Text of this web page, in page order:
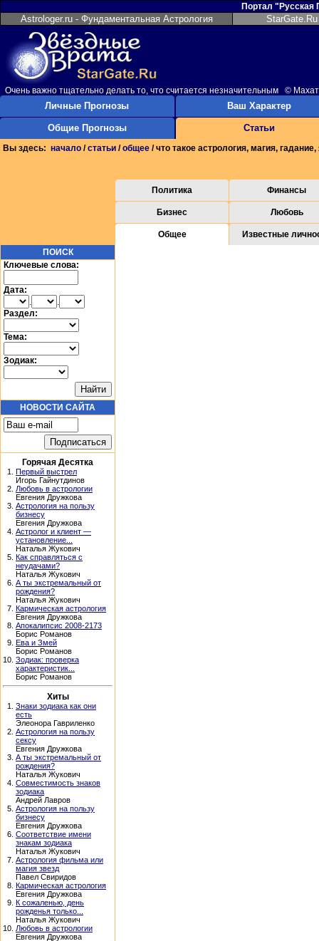
Портал "Русская
Astrologer.ru - Фундаментальная Астрология
Очень важно тщательно делать то, что считается незначительным ©
Личные Прогнозы
Общие Прогнозы
Ваш Характер
Статьи
Вы здесь: начало /статьи /общее / что такое астрология, магия,
Политика Финансы
Бизнес Любовь
Общее
Известные
ПОИСК
Ключевые слова:
Дата:
.
.
Раздел:
Тема:
Зодиак:
НОВОСТИ САЙТА
Горячая Десятка
1. Первый выстрел
Игорь Гайнутдинов
2. Любовь в астрологии
Евгения Дружкова
3. Астрология на пользу
бизнесу
Евгения Дружкова
4. Астролог и клиент —
установление...
Наталья Жукович
5. Как справляться с
неудачами?
Наталья Жукович
6. А ты экстремальный от
рождения?
Наталья Жукович
7. Кармическая астрология
Евгения Дружкова
8. Апокалипсис 2008-2173
Борис Романов
9. Ева и Змей
Борис Романов
10. Зодиак: проверка
характеристик...
Борис Романов
Хиты
1. Знаки зодиака как они
есть
Элеонора Гавриленко
2. Астрология на пользу
сексу
Евгения Дружкова
3. А ты экстремальный от
рождения?
Наталья Жукович
4. Совместимость знаков
зодиака
Андрей Лавров
5. Астрология на пользу
бизнесу
Евгения Дружкова
6. Соответствие имени
знакам зодиака
Наталья Жукович
7. Астрология фильма или
магия звезд
Павел Свиридов
8. Кармическая астрология
Евгения Дружкова
9. К сожаленью, день
рожденья только...
Наталья Жукович
10. Любовь в астрологии
Евгения Дружкова